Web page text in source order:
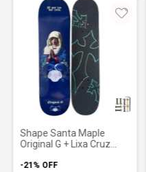
Shape Santa Maple
Original G + Lixa Cruz
-21 % OFF